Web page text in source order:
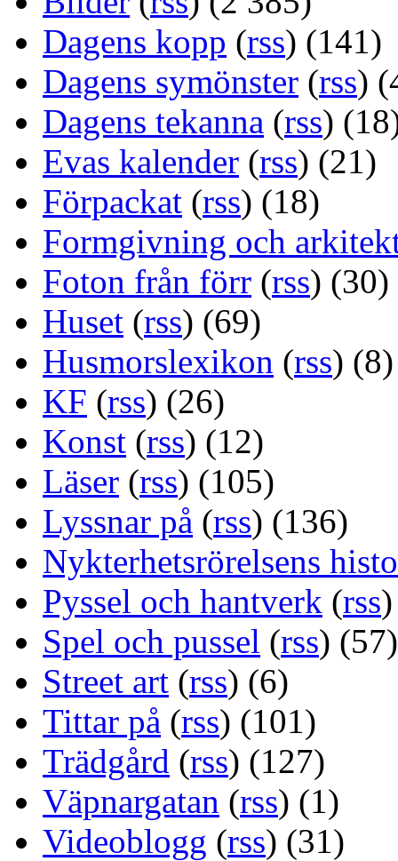
Dagens kopp (rss) (141)
Dagens symönster (rss)
Dagens tekanna (rss)
Evas kalender (rss) (21)
Förpackat (rss) (18)
Formgivning och
Foton från förr (rss) (30)
Huset (rss) (69)
Husmorslexikon (rss) (8)
KF (rss) (26)
Konst (rss) (12)
Läser (rss) (105)
Lyssnar på (rss) (136)
Nykterhetsrörelsens
Pyssel och hantverk (rss
Spel och pussel (rss) (57)
Street art (rss) (6)
Tittar på (rss) (101)
Trädgård (rss) (127)
Väpnargatan (rss) (1)
Videoblogg (rss) (31)